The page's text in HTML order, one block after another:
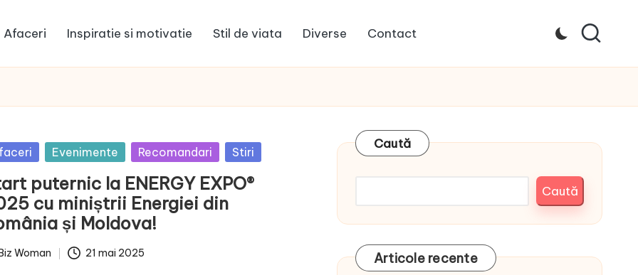
Afaceri Inspiratie si motivatie Stil de viata Diverse Contact
Evenimente Recomandari Stiri
puternic la ENERGY EXPO®
cu miniștrii Energiei din
și Moldova!
Woman 21 mai 2025
Caută
Caută
Articole recente